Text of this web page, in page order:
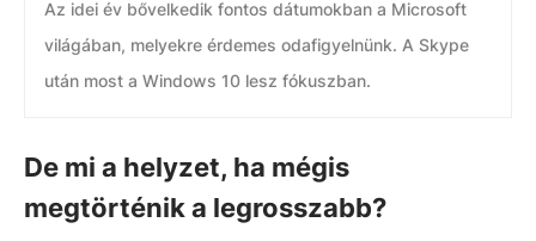
Az idei év bővelkedik fontos dátumokban a Microsoft
világában, melyekre érdemes odafigyelnünk. A Skype
után most a Windows 10 lesz fókuszban.
De mi a helyzet, ha mégis
megtörténik a legrosszabb?